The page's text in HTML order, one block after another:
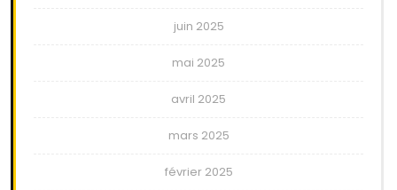
juin 2025
mai 2025
avril 2025
mars 2025
février 2025